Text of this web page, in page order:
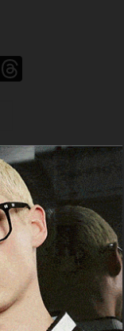
Email
DI
DI POSTA,
MAIL NEL